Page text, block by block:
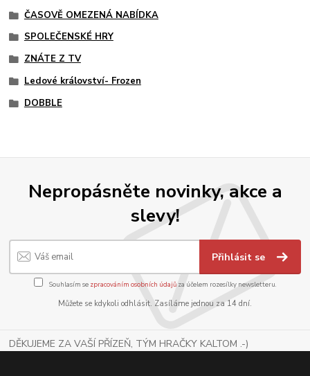
ČASOVĚ OMEZENÁ NABÍDKA
SPOLEČENSKÉ HRY
ZNÁTE Z TV
Ledové království- Frozen
DOBBLE
Nepropásněte novinky, akce a
slevy!
Přihlásit se
Souhlasím se zpracováním osobních údajůza účelem rozesílky newsletteru.
Můžete se kdykoli odhlásit. Zasíláme jednou za 14 dní.
DĚKUJEME ZA VAŠÍ PŘÍZEŇ, TÝM HRAČKY KALTOM .-)